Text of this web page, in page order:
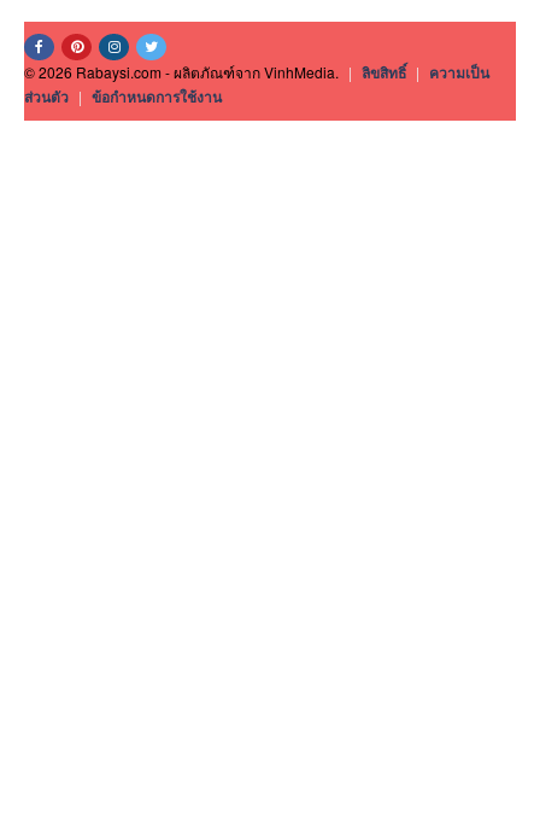
© 2026 Rabaysi.com - ผลิตภัณฑ์จาก VinhMedia. | ลิขสิทธิ์ | ความเป็น
ส่วนตัว | ข้อกำหนดการใช้งาน